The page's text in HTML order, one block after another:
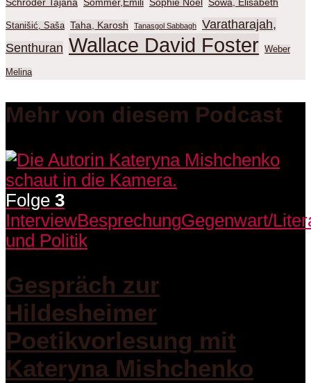
Stanišić, Saša Taha, Karosh Tanasgol Sabbagh
Varatharajah,
Senthuran Wallace David Foster Weber
Melina
Mehr von diesem Podcast
Folge 3
InterviewBesprechungGegenwart/
und Politik
Gespräch zur
Hildesheimer
Poetikvorlesung mit
Kateryna Mishchenko